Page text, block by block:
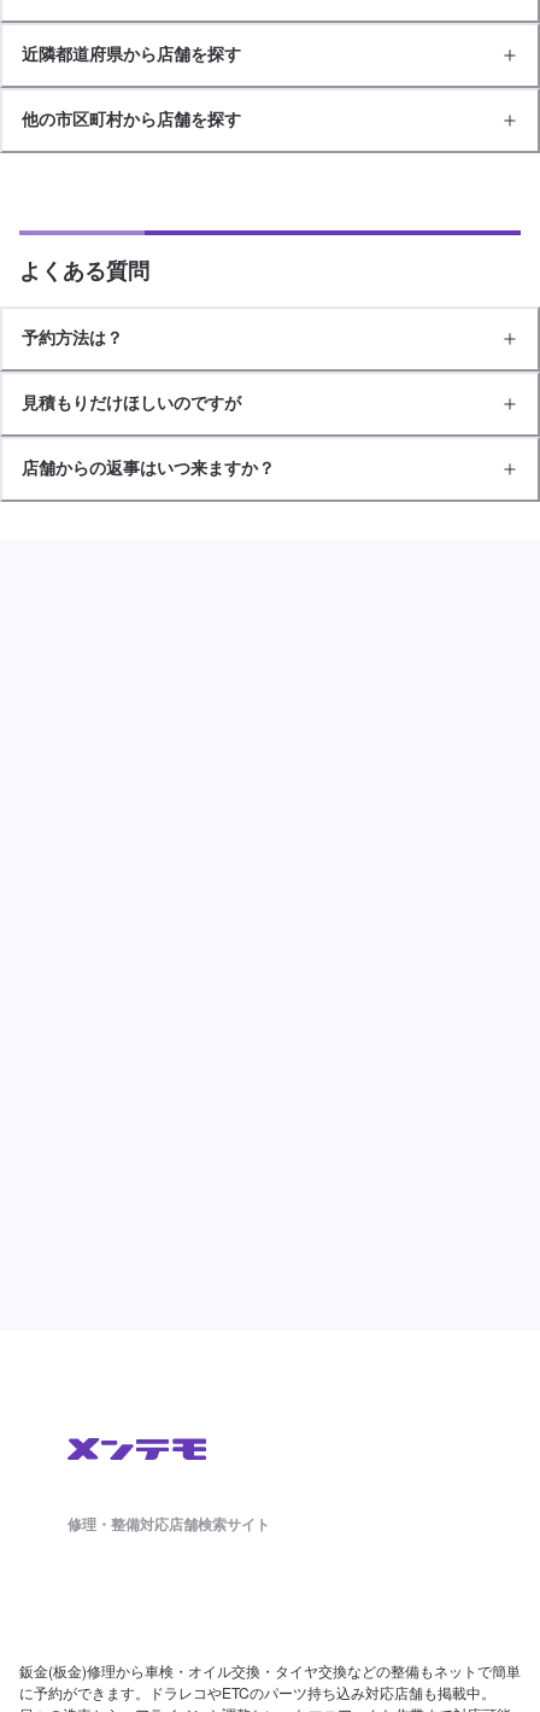
近隣都道府県から店舗を探す
他の市区町村から店舗を探す
よくある質問
予約方法は？
見積もりだけほしいのですが
店舗からの返事はいつ来ますか？
修理・整備対応店舗検索サイト
鈑金(板金)修理から車検・オイル交換・タイヤ交換などの整備もネットで簡単
に予約ができます。ドラレコやETCのパーツ持ち込み対応店舗も掲載中。